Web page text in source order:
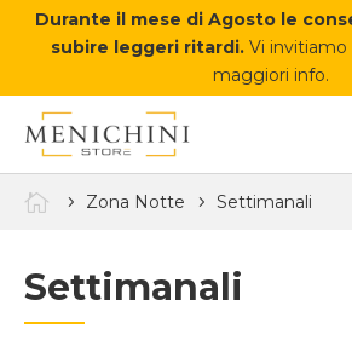
Durante il mese di Agosto le
subire leggeri ritardi. Vi
maggiori info.
 Zona Notte Settimanali
Settimanali